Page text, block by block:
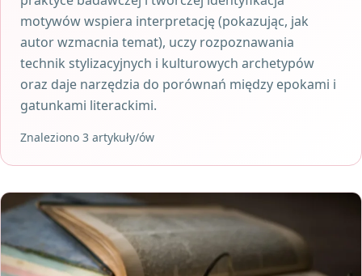
motywów wspiera interpretację (pokazując, jak
autor wzmacnia temat), uczy rozpoznawania
technik stylizacyjnych i kulturowych archetypów
oraz daje narzędzia do porównań między epokami i
gatunkami literackimi.
Znaleziono 3 artykuły/ów